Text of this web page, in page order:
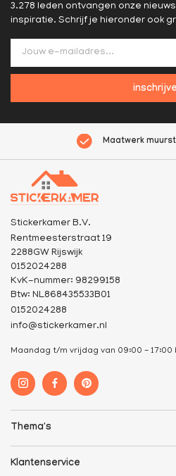
3.278 leden ontvangen onze
inspiratie. Schrijf je hieronder ook
Maatwerk
Stickerkamer B.V.
Rentmeesterstraat 19
2288GW Rijswijk
0152024288
KvK-nummer: 98299158
Btw: NL868435533B01
0152024288
info@stickerkamer.nl
Maandag t/m vrijdag van 09:00 -
Thema's
Klantenservice